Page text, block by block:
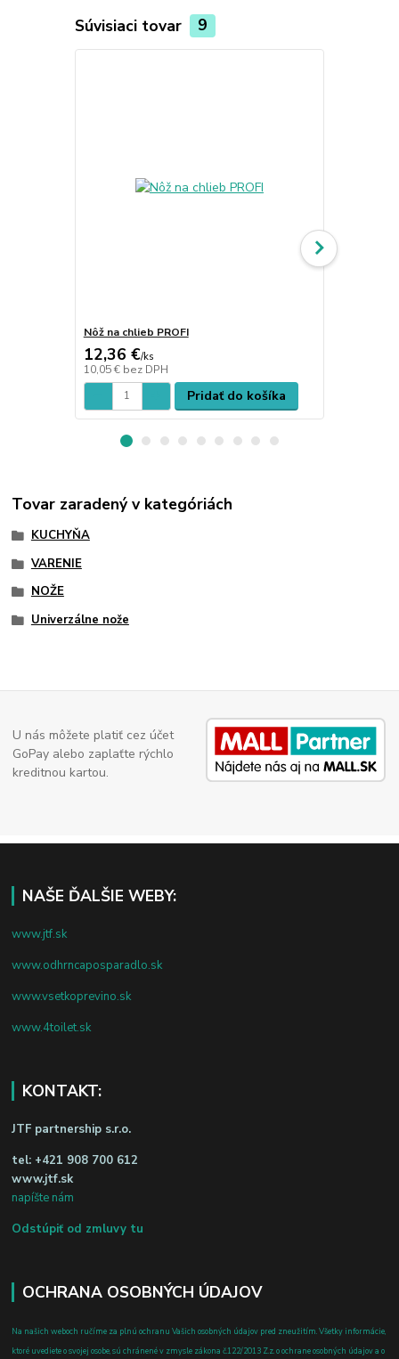
Súvisiaci tovar 9
Nôž na chlieb PROFI
12,36 €/ks
10,05 € bez DPH
Pridať do košíka
Tovar zaradený v kategóriách
KUCHYŇA
VARENIE
NOŽE
Univerzálne nože
U nás môžete platiť cez účet
GoPay alebo zaplaťte rýchlo
kreditnou kartou.
NAŠE ĎALŠIE WEBY:
www.jtf.sk
www.odhrncaposparadlo.sk
www.vsetkoprevino.sk
www.4toilet.sk
KONTAKT:
JTF partnership s.r.o.
tel: +421 908 700 612
www.jtf.sk
napíšte nám
Odstúpiť od zmluvy tu
OCHRANA OSOBNÝCH ÚDAJOV
Na našich weboch ručíme za plnú ochranu Vašich osobných údajov pred zneužitím. Všetky informácie,
ktoré uvediete o svojej osobe, sú chránené v zmysle zákona č.122/2013 Z.z. o ochrane osobných údajov a o